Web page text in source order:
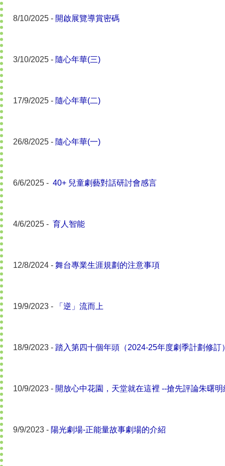
8/10/2025 - 開啟展覽導賞密碼
3/10/2025 - 隨心年華(三)
17/9/2025 - 隨心年華(二)
26/8/2025 - 隨心年華(一)
6/6/2025 - 40+ 兒童劇藝對話研討會感言
4/6/2025 - 育人智能
12/8/2024 - 舞台專業生涯規劃的注意事項
19/9/2023 - 「逆」流而上
18/9/2023 - 踏入第四十個年頭（2024-25年度劇季計劃修訂
10/9/2023 - 開放心中花園，天堂就在這裡 --搶先評論朱曙
9/9/2023 - 陽光劇場-正能量故事劇場的介紹